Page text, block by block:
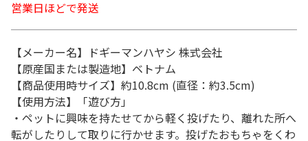
営業日ほどで発送
【メーカー名】ドギーマンハヤシ 株式会社
【原産国または製造地】ベトナム
【商品使用時サイズ】約10.8cm (直径：約3.5cm)
【使用方法】「遊び方」
・ペットに興味を持たせてから軽く投げたり、離れた所へ
転がしたりして取りに行かせます。投げたおもちゃをくわ